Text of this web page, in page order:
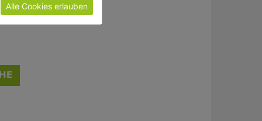
Alle Cookies erlauben